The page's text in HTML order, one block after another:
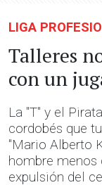
LIGA
Talleres
con un
La "T" y el
cordobés que
"Mario Alberto
hombre
expulsión del